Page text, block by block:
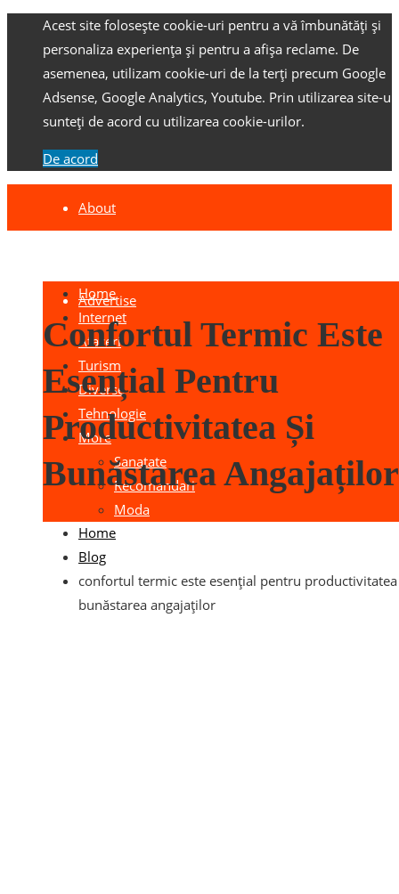
Acest site folosește cookie-uri pentru a vă îmbunătăți și
personaliza experiența și pentru a afișa reclame. De
asemenea, utilizam cookie-uri de la terți precum Google
Adsense, Google Analytics, Youtube. Prin utilizarea site-
sunteți de acord cu utilizarea cookie-urilor.
De acord
About
Advertise
Home
Internet
Afaceri
Turism
Diverse
Tehnologie
More
Sanatate
Recomandari
Moda
Confortul Termic Este
Esențial Pentru
Productivitatea Și
Bunăstarea Angajaților
Home
Blog
confortul termic este esențial pentru
bunăstarea angajaților